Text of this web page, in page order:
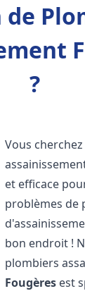
de
?
Vous
et efficace
problèmes de
bon endroit !
plombiers
Fougères est